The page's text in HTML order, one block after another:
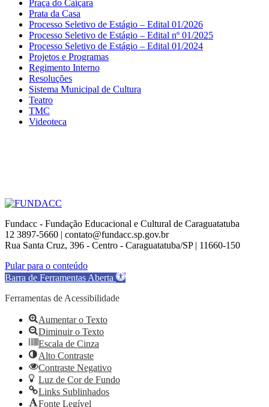
Praça do Caiçara
Prata da Casa
Processo Seletivo de Estágio – Edital 01/2026
Processo Seletivo de Estágio – Edital nº 01/2025
Processo Seletivo de Estágio – Edital 01/2024
Projetos e Programas
Regimento Interno
Resoluções
Sistema Municipal de Cultura
Teatro
TMC
Videoteca
Fundacc - Fundação Educacional e Cultural de Caraguatatuba
12 3897-5660 | contato@fundacc.sp.gov.br
Rua Santa Cruz, 396 - Centro - Caraguatatuba/SP | 11660-150
Go
to
Pular para o conteúdo
Barra de Ferramentas Aberta
Ferramentas de Acessibilidade
Aumentar o Texto
Diminuir o Texto
Escala de Cinza
Alto Contraste
Contraste Negativo
Luz de Cor de Fundo
Links Sublinhados
Fonte Legível